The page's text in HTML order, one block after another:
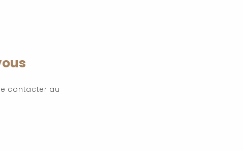
contacter au